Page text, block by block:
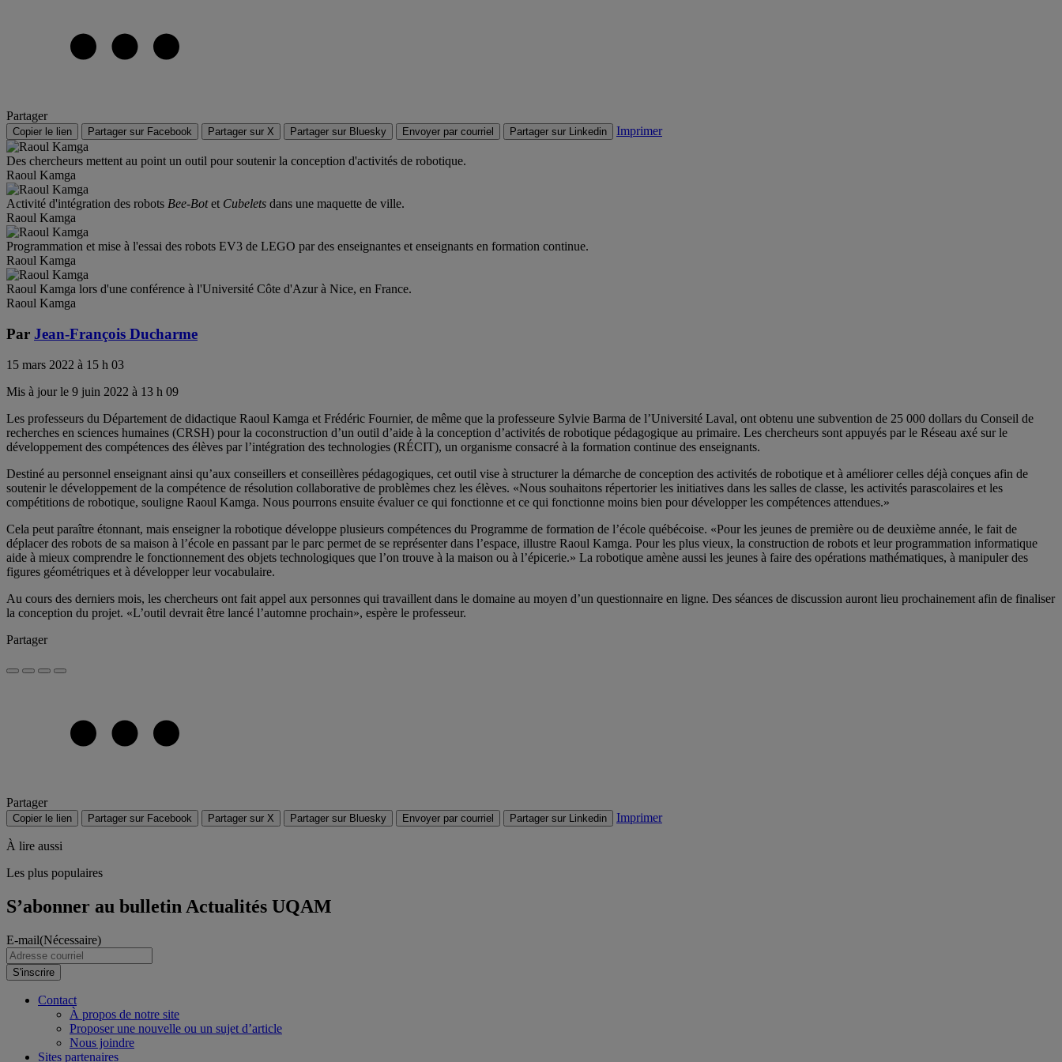
Partager
Copier le lien Partager sur Facebook Partager sur X Partager sur Bluesky Envoyer par courriel Partager sur Linkedin Imprimer
Des chercheurs mettent au point un outil pour soutenir la conception d'activités de robotique.
Raoul Kamga
Activité d'intégration des robots Bee-Botet Cubelets dans une maquette de ville.
Raoul Kamga
Programmation et mise à l'essai des robots EV3 de LEGO par des enseignantes et enseignants en formation continue.
Raoul Kamga
Raoul Kamga lors d'une conférence à l'Université Côte d'Azur à Nice, en France.
Raoul Kamga
Par Jean-François Ducharme
15 mars 2022 à 15 h 03
Mis à jour le 9 juin 2022 à 13 h 09
Les professeurs du Département de didactique Raoul Kamga et Frédéric Fournier, de même que la professeure Sylvie Barma de l’Université Laval, ont obtenu une subvention de 25 000 dollars du Conseil de
recherches en sciences humaines (CRSH) pour la coconstruction d’un outil d’aide à la conception d’activités de robotique pédagogique au primaire. Les chercheurs sont appuyés par le Réseau axé sur le
développement des compétences des élèves par l’intégration des technologies (RÉCIT), un organisme consacré à la formation continue des enseignants.
Destiné au personnel enseignant ainsi qu’aux conseillers et conseillères pédagogiques, cet outil vise à structurer la démarche de conception des activités de robotique et à améliorer celles déjà conçues afin de
soutenir le développement de la compétence de résolution collaborative de problèmes chez les élèves. «Nous souhaitons répertorier les initiatives dans les salles de classe, les activités parascolaires et les
compétitions de robotique, souligne Raoul Kamga. Nous pourrons ensuite évaluer ce qui fonctionne et ce qui fonctionne moins bien pour développer les compétences attendues.»
Cela peut paraître étonnant, mais enseigner la robotique développe plusieurs compétences du Programme de formation de l’école québécoise. «Pour les jeunes de première ou de deuxième année, le fait de
déplacer des robots de sa maison à l’école en passant par le parc permet de se représenter dans l’espace, illustre Raoul Kamga. Pour les plus vieux, la construction de robots et leur programmation informatique
aide à mieux comprendre le fonctionnement des objets technologiques que l’on trouve à la maison ou à l’épicerie.» La robotique amène aussi les jeunes à faire des opérations mathématiques, à manipuler des
figures géométriques et à développer leur vocabulaire.
Au cours des derniers mois, les chercheurs ont fait appel aux personnes qui travaillent dans le domaine au moyen d’un questionnaire en ligne. Des séances de discussion auront lieu prochainement afin de finaliser
la conception du projet. «L’outil devrait être lancé l’automne prochain», espère le professeur.
Partager
Partager
Copier le lien Partager sur Facebook Partager sur X Partager sur Bluesky Envoyer par courriel Partager sur Linkedin Imprimer
À lire aussi
Les plus populaires
S’abonner au bulletin Actualités UQAM
E-mail(Nécessaire)
S'inscrire
Contact
À propos de notre site
Proposer une nouvelle ou un sujet d’article
Nous joindre
Sites partenaires